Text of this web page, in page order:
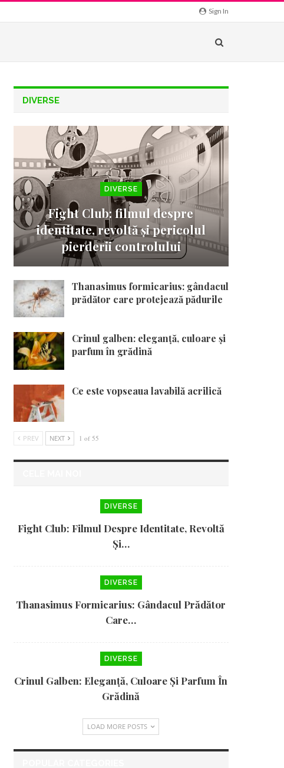
Sign In
DIVERSE
DIVERSE
Fight Club: filmul despre
identitate, revoltă și pericolul
pierderii controlului
Thanasimus formicarius: gândacul
prădător care protejează pădurile
Crinul galben: eleganță, culoare și
parfum în grădină
Ce este vopseaua lavabilă acrilică
PREV NEXT 1 of 55
DIVERSE
Fight Club: Filmul Despre Identitate, Revoltă
Și…
DIVERSE
Thanasimus Formicarius: Gândacul Prădător
Care…
DIVERSE
Crinul Galben: Eleganță, Culoare Și Parfum În
Grădină
LOAD MORE POSTS